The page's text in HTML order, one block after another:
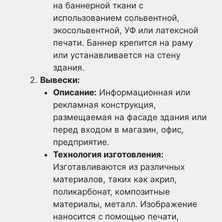
на баннерной ткани с
использованием сольвентной,
экосольвентной, УФ или латексной
печати. Баннер крепится на раму
или устанавливается на стену
здания.
Вывески:
Описание: Информационная или
рекламная конструкция,
размещаемая на фасаде здания или
перед входом в магазин, офис,
предприятие.
Технология изготовления:
Изготавливаются из различных
материалов, таких как акрил,
поликарбонат, композитные
материалы, металл. Изображение
наносится с помощью печати,